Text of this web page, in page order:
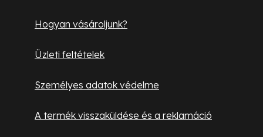
Hogyan vásároljunk?
Üzleti feltételek
Személyes adatok védelme
A termék visszaküldése és a reklamáció